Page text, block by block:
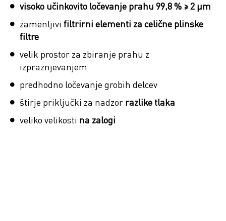
visoko učinkovito ločevanje prahu 99,8 % ≥ 2 µm
zamenljivi filtrirni elementi za celične plinske
filtre
velik prostor za zbiranje prahu z
izpraznjevanjem
predhodno ločevanje grobih delcev
štirje priključki za nadzor razlike tlaka
veliko velikosti na zalogi